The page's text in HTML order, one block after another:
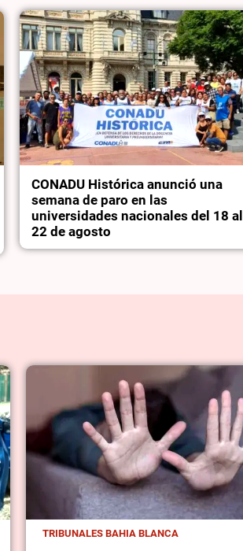
CONADU Histórica anunció una
semana de paro en las
universidades nacionales del 18 al
22 de agosto
TRIBUNALES BAHIA BLANCA